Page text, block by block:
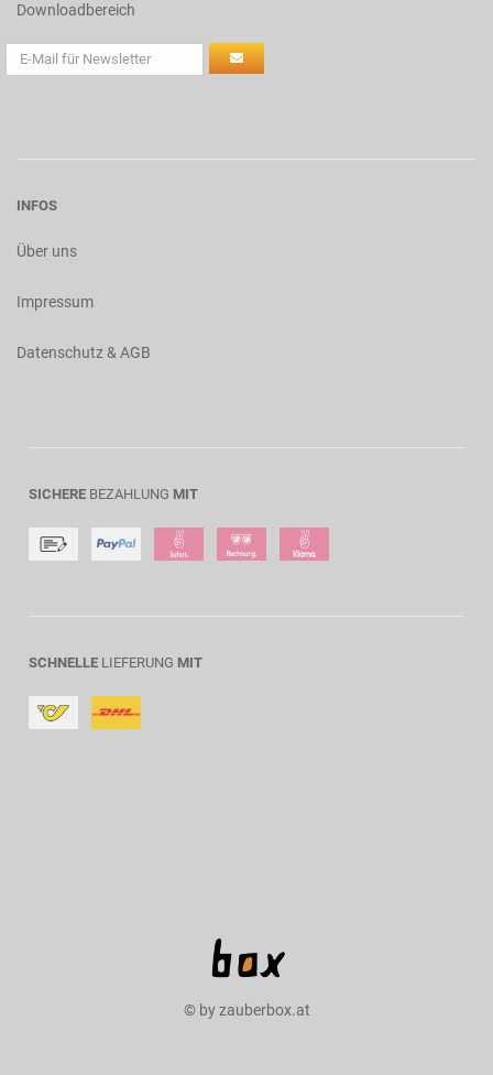
Downloadbereich
INFOS
Über uns
Impressum
Datenschutz & AGB
SICHERE BEZAHLUNG MIT
SCHNELLE LIEFERUNG MIT
© by zauberbox.at